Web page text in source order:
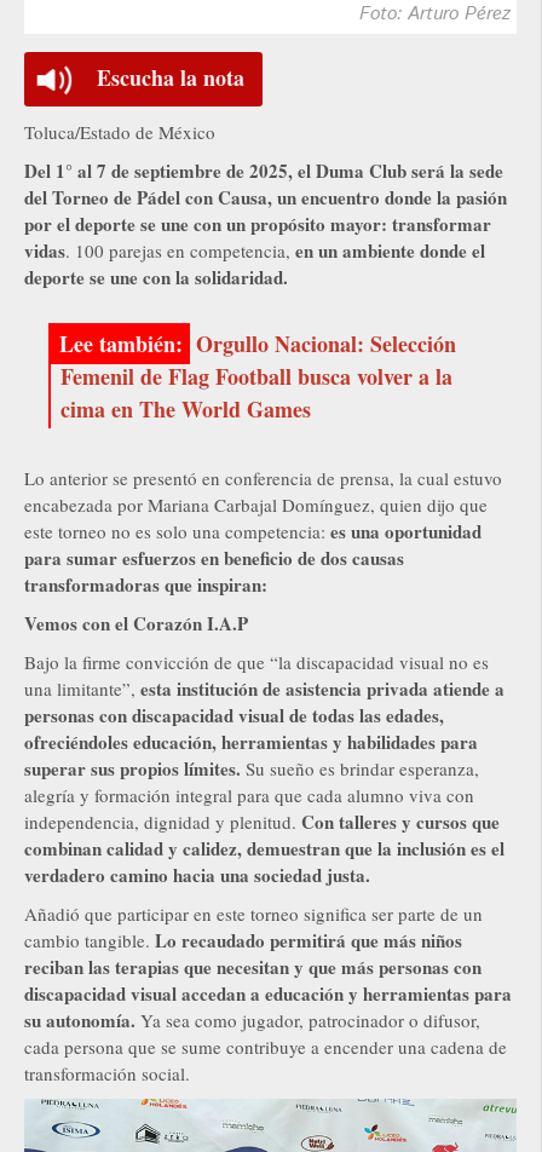
Foto: Arturo Pérez
Escucha la nota
Toluca/Estado de México
Del 1° al 7 de septiembre de 2025, el Duma Club será la sede
del Torneo de Pádel con Causa, un encuentro donde la pasión
por el deporte se une con un propósito mayor: transformar
vidas. 100 parejas en competencia, en un ambiente donde el
deporte se une con la solidaridad.
Orgullo Nacional: Selección
Femenil de Flag Football busca volver a la
cima en The World Games
Lo anterior se presentó en conferencia de prensa, la cual estuvo
encabezada por Mariana Carbajal Domínguez, quien dijo que
este torneo no es solo una competencia: es una oportunidad
para sumar esfuerzos en beneficio de dos causas
transformadoras que inspiran:
Vemos con el Corazón I.A.P
Bajo la firme convicción de que “la discapacidad visual no es
una limitante”, esta institución de asistencia privada atiende a
personas con discapacidad visual de todas las edades,
ofreciéndoles educación, herramientas y habilidades para
superar sus propios límites. Su sueño es brindar esperanza,
alegría y formación integral para que cada alumno viva con
independencia, dignidad y plenitud. Con talleres y cursos que
combinan calidad y calidez, demuestran que la inclusión es el
verdadero camino hacia una sociedad justa.
Añadió que participar en este torneo significa ser parte de un
cambio tangible. Lo recaudado permitirá que más niños
reciban las terapias que necesitan y que más personas con
discapacidad visual accedan a educación y herramientas para
su autonomía. Ya sea como jugador, patrocinador o difusor,
cada persona que se sume contribuye a encender una cadena de
transformación social.